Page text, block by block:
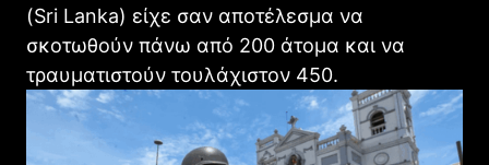
(Sri Lanka) είχε σαν αποτέλεσμα να
σκοτωθούν πάνω από 200 άτομα και να
τραυματιστούν τουλάχιστον 450.